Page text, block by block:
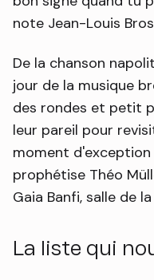
note Jean-Louis
De la chanson
jour de la musique
des rondes et petit
leur pareil pour
moment
prophétise Théo
Gaia Banfi, salle de
La liste qui